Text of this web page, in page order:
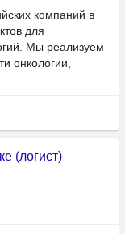
компаний в
для
Мы реализуем
онкологии,
(логист)